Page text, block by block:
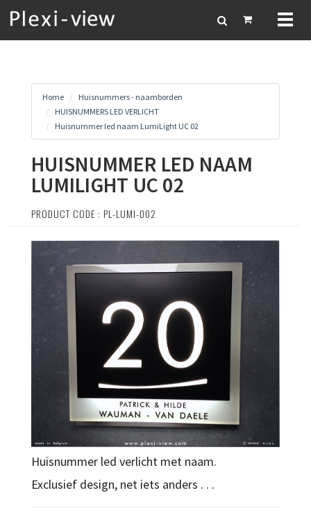
Home
Huisnummers - naamborden
HUISNUMMERS LED VERLICHT
Huisnummer led naam LumiLight UC 02
HUISNUMMER LED NAAM
LUMILIGHT UC 02
PRODUCT CODE : PL-LUMI-002
Huisnummer led verlicht met naam.
Exclusief design, net iets anders . . .